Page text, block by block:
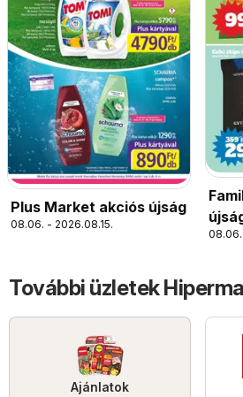
Plus Market akciós újság
08.06. - 2026.08.15.
08.06.
További üzletek
Ajánlatok